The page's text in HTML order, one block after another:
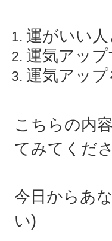
運がいい
運気アッ
運気アッ
こちらの内
てみてくだ
今日からあ
い)